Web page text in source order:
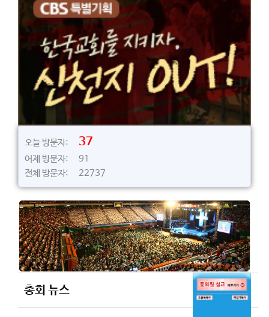
오늘 방문자: 37
어제 방문자: 91
전체 방문자: 22737
총회 뉴스